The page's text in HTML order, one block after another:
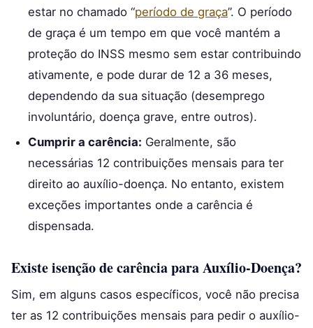
estar no chamado “período de graça”. O período
de graça é um tempo em que você mantém a
proteção do INSS mesmo sem estar contribuindo
ativamente, e pode durar de 12 a 36 meses,
dependendo da sua situação (desemprego
involuntário, doença grave, entre outros).
Cumprir a carência: Geralmente, são
necessárias 12 contribuições mensais para ter
direito ao auxílio-doença. No entanto, existem
exceções importantes onde a carência é
dispensada.
Existe isenção de carência para Auxílio-Doença?
Sim, em alguns casos específicos, você não precisa
ter as 12 contribuições mensais para pedir o auxílio-